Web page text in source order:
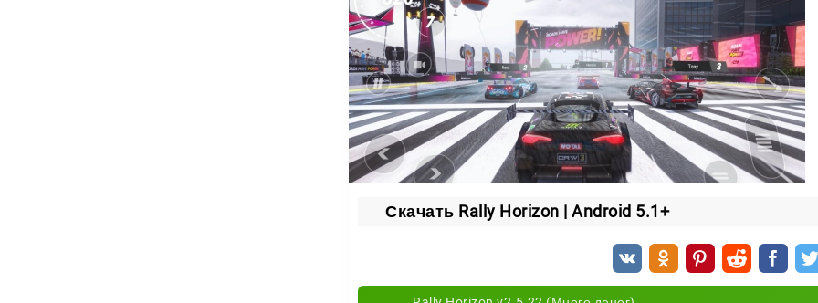
максимально детально, добавляя напряжение каждому заезду.
В Rally Horizon вы сможете не только кататься, но и выражать
автомобиля. Выбирайте цвет, обновляйте детали и
"под себя" и занимать призовые места.
Скачать Rally Horizon | Android 5.1+